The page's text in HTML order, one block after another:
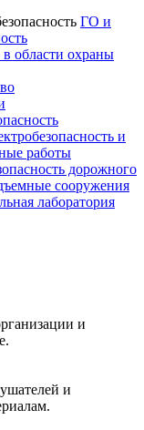
ГО и
в области охраны
и
работы
дорожного
сооружения
лаборатория
и
и